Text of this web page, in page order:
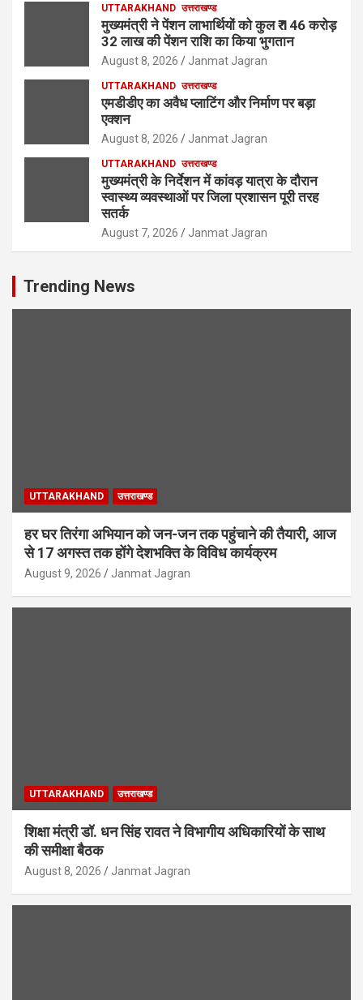
UTTARAKHAND उत्तराखण्ड
मुख्यमंत्री ने पेंशन लाभार्थियों को कुल ₹ 146 करोड़
32 लाख की पेंशन राशि का किया भुगतान
August 8, 2026 Janmat Jagran
UTTARAKHAND उत्तराखण्ड
एमडीडीए का अवैध प्लाटिंग और निर्माण पर बड़ा
एक्शन
August 8, 2026 Janmat Jagran
UTTARAKHAND उत्तराखण्ड
मुख्यमंत्री के निर्देशन में कांवड़ यात्रा के दौरान
स्वास्थ्य व्यवस्थाओं पर जिला प्रशासन पूरी तरह
सतर्क
August 7, 2026 Janmat Jagran
Trending News
UTTARAKHAND उत्तराखण्ड
हर घर तिरंगा अभियान को जन-जन तक पहुंचाने की तैयारी, आज
से 17 अगस्त तक होंगे देशभक्ति के विविध कार्यक्रम
August 9, 2026 Janmat Jagran
UTTARAKHAND उत्तराखण्ड
शिक्षा मंत्री डॉ. धन सिंह रावत ने विभागीय अधिकारियों के साथ
की समीक्षा बैठक
August 8, 2026 Janmat Jagran